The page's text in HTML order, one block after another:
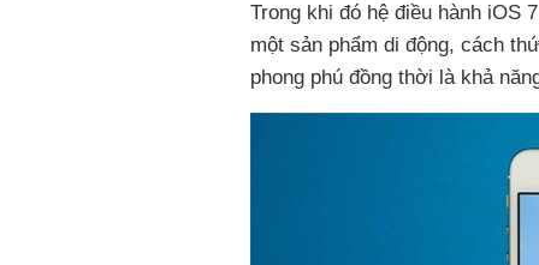
Trong khi đó hệ điều hành iOS
một sản phẩm di động, cách
phong phú đồng thời là khả